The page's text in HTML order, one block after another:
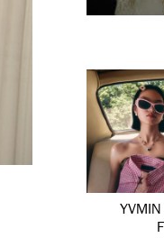
YVMIN